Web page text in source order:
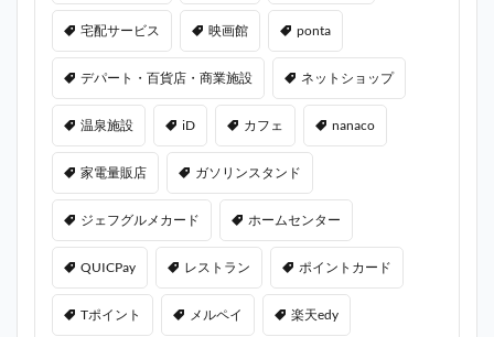
宅配サービス 映画館 ponta
デパート・百貨店・商業施設 ネットショップ
温泉施設 iD カフェ nanaco
家電量販店 ガソリンスタンド
ジェフグルメカード ホームセンター
QUICPay レストラン ポイントカード
Tポイント メルペイ 楽天edy